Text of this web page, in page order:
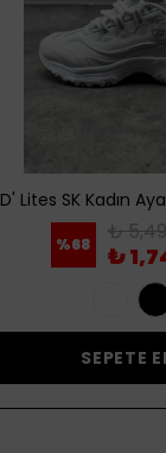
D' Lites SK Kadın
%68 ₺
₺
SEPETE